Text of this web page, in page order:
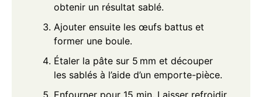
obtenir un résultat sablé.
Ajouter ensuite les œufs battus et
former une boule.
Étaler la pâte sur 5 mm et découper
les sablés à l’aide d’un emporte-pièce.
Enfourner pour 15 min. Laisser refroidir